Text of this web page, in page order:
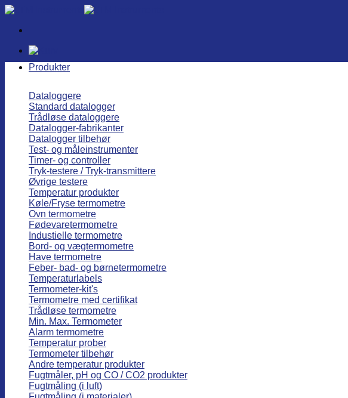
Fortsæt
indhold
Produkter
Dataloggere
Standard datalogger
Trådløse dataloggere
Datalogger-fabrikanter
Datalogger tilbehør
Test- og måleinstrumenter
Timer- og controller
Tryk-testere / Tryk-transmittere
Øvrige testere
Temperatur produkter
Køle/Fryse termometre
Ovn termometre
Fødevaretermometre
Industielle termometre
Bord- og vægtermometre
Have termometre
Feber- bad- og børnetermometre
Temperaturlabels
Termometer-kit's
Termometre med certifikat
Trådløse termometre
Min. Max. Termometer
Alarm termometre
Temperatur prober
Termometer tilbehør
Andre temperatur produkter
Fugtmåler, pH og CO / CO2 produkter
Fugtmåling (i luft)